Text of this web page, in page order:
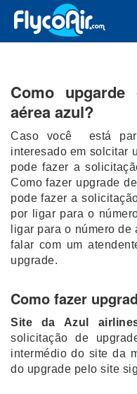
Como upgarde
aérea azul?
Caso você está
interesado em solcitar
pode fazer a
Como fazer upgrade
pode fazer a
por ligar para o
ligar para o número
falar com um
upgrade.
Como fazer
Site da Azul
solicitação de
intermédio do site da
do upgrade pelo site